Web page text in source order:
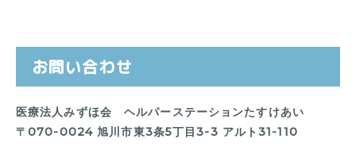
お問い合わせ
医療法人みずほ会 ヘルパーステーションたすけあい
〒070-0024 旭川市東3条5丁目3-3 アルト31-110